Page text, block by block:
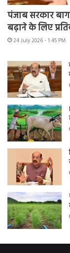
पंजाब सरकार
बढ़ाने के लिए
24 July 2026 - 1:45 PM